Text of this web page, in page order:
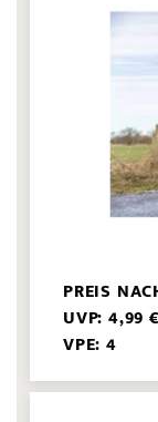
PREIS
UVP: 4,99 €
VPE: 4